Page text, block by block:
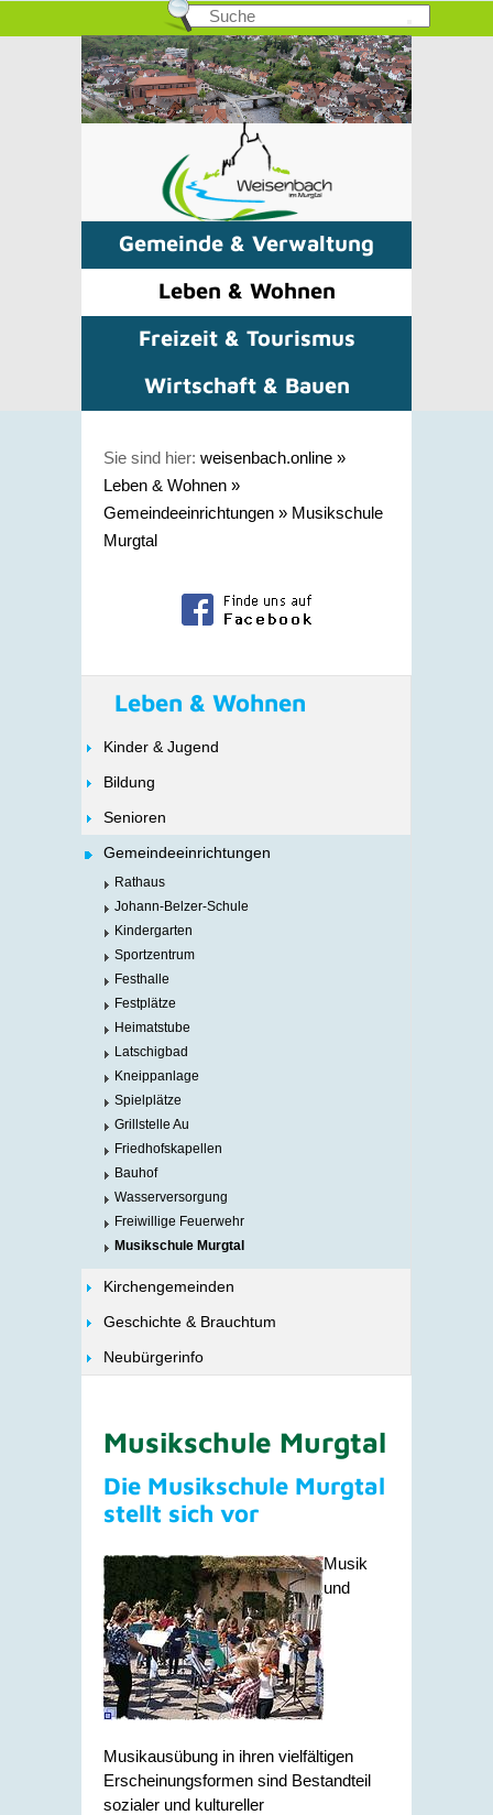
Gemeinde & Verwaltung
Leben & Wohnen
Freizeit & Tourismus
Wirtschaft & Bauen
Sie sind hier: weisenbach.online »
Leben & Wohnen »
Gemeindeeinrichtungen » Musikschule
Murgtal
Leben & Wohnen
Kinder & Jugend
Bildung
Senioren
Gemeindeeinrichtungen
Rathaus
Johann-Belzer-Schule
Kindergarten
Sportzentrum
Festhalle
Festplätze
Heimatstube
Latschigbad
Kneippanlage
Spielplätze
Grillstelle Au
Friedhofskapellen
Bauhof
Wasserversorgung
Freiwillige Feuerwehr
Musikschule Murgtal
Kirchengemeinden
Geschichte & Brauchtum
Neubürgerinfo
Musikschule Murgtal
Die Musikschule Murgtal
stellt sich vor
Musik
und
Musikausübung in ihren vielfältigen
Erscheinungsformen sind Bestandteil
sozialer und kultureller